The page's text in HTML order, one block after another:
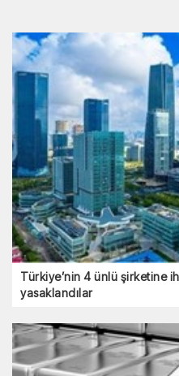
Türkiye’nin 4 ünlü şirketine
yasaklandılar